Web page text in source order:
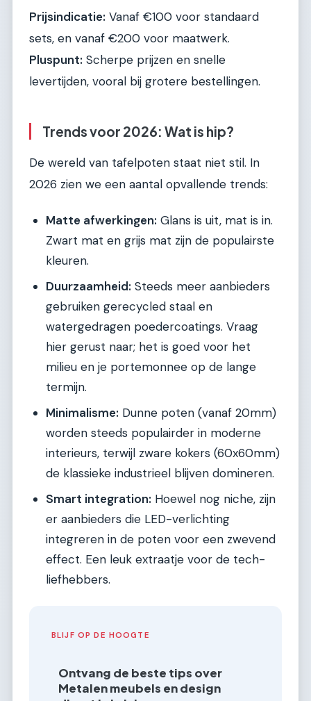
Prijsindicatie: Vanaf €100 voor standaard
sets, en vanaf €200 voor maatwerk.
Pluspunt: Scherpe prijzen en snelle
levertijden, vooral bij grotere bestellingen.
Trends voor 2026: Wat is hip?
De wereld van tafelpoten staat niet stil. In
2026 zien we een aantal opvallende trends:
Matte afwerkingen: Glans is uit, mat is in.
Zwart mat en grijs mat zijn de populairste
kleuren.
Duurzaamheid: Steeds meer aanbieders
gebruiken gerecycled staal en
watergedragen poedercoatings. Vraag
hier gerust naar; het is goed voor het
milieu en je portemonnee op de lange
termijn.
Minimalisme: Dunne poten (vanaf 20mm)
worden steeds populairder in moderne
interieurs, terwijl zware kokers (60x60mm)
de klassieke industrieel blijven domineren.
Smart integration: Hoewel nog niche, zijn
er aanbieders die LED-verlichting
integreren in de poten voor een zwevend
effect. Een leuk extraatje voor de tech-
liefhebbers.
BLIJF OP DE HOOGTE
Ontvang de beste tips over
Metalen meubels en design